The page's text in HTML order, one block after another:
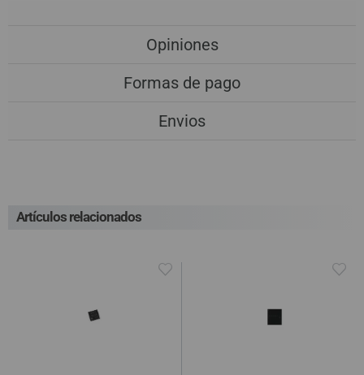
Opiniones
Formas de pago
Envios
Artículos relacionados